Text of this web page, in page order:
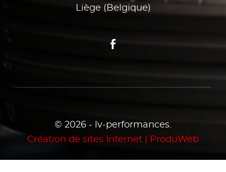
Liège (Belgique)
© 2026 - lv-performances.
Création de sites Internet | ProduWeb